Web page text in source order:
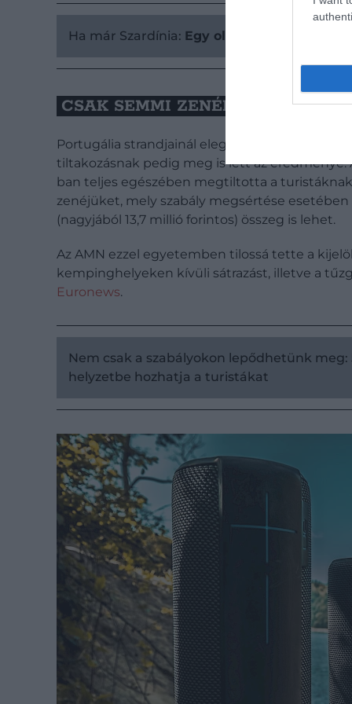
Ha már Szardínia: Egy olasz falu ingyenes
CSAK SEMMI ZENÉLGETÉS –
Portugália strandjainál elegük lett a helyi
tiltakozásnak pedig meg is lett az eredménye.
ban teljes egészében megtiltotta a
zenéjüket, mely szabály megsértése
(nagyjából 13,7 millió forintos) összeg is lehet.
Az AMN ezzel egyetemben tilossá tette a
kempinghelyeken kívüli sátrazást, illetve a
Euronews.
Nem csak a szabályokon lepődhetünk meg:
helyzetbe hozhatja a turistákat